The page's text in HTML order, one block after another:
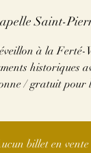
Saint-
à la Ferté-
historiques
/ gratuit pour
billet en vente